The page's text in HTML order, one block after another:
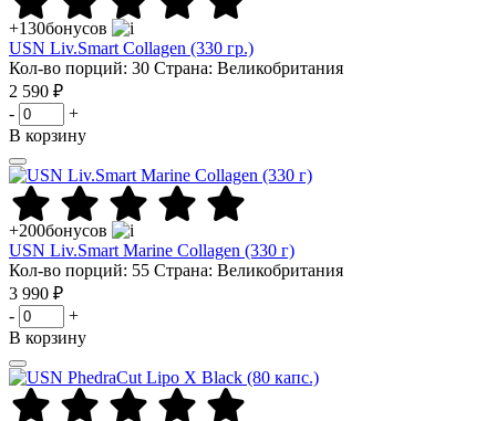
+130бонусов
USN Liv.Smart Collagen (330 гр.)
Кол-во порций: 30 Страна: Великобритания
2 590 ₽
-
+
В корзину
+200бонусов
USN Liv.Smart Marine Collagen (330 г)
Кол-во порций: 55 Страна: Великобритания
3 990 ₽
-
+
В корзину